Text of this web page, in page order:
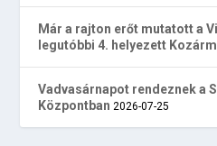
Már a rajton erőt mutatott a
legutóbbi 4. helyezett
Vadvasárnapot rendeznek a
Központban 2026-07-25